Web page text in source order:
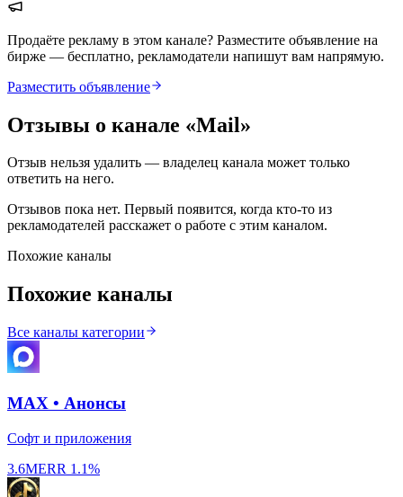
Продаёте рекламу в этом канале? Разместите объявление на
бирже — бесплатно, рекламодатели напишут вам напрямую.
Разместить объявление
Отзывы о канале «Mail»
Отзыв нельзя удалить — владелец канала может только
ответить на него.
Отзывов пока нет. Первый появится, когда кто-то из
рекламодателей расскажет о работе с этим каналом.
Похожие каналы
Похожие каналы
Все каналы категории
MAX • Анонсы
Софт и приложения
3.6MERR 1.1%